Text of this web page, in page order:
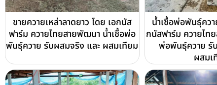
ขายควายเหล่าลาดยาว โดย เอกนัส
ฟาร์ม ควายไทยสายพัฒนา น้ำเชื้อพ่อ
พันธุ์ควาย รับผสมจริง และ ผสมเทียม
น้ำเชื้อพ่อพันธุ์คว
กนัสฟาร์ม ควายไท
พ่อพันธุ์ควาย รั
ผสมเ